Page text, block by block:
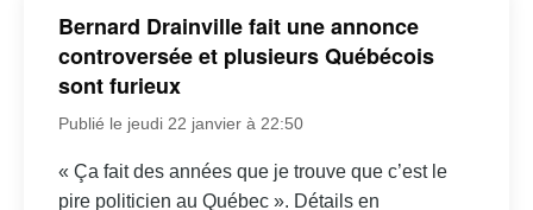
Bernard Drainville fait une annonce
controversée et plusieurs Québécois
sont furieux
Publié le jeudi 22 janvier à 22:50
« Ça fait des années que je trouve que c’est le
pire politicien au Québec ». Détails en